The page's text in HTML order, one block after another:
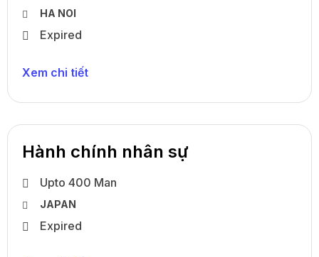
HA NOI
Expired
Xem chi tiết
Hành chính nhân sự
Upto 400 Man
JAPAN
Expired